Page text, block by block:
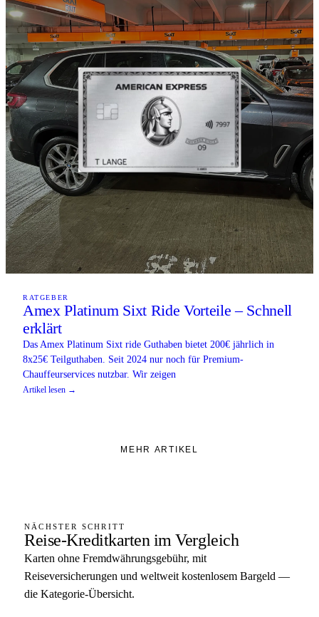
RATGEBER
Amex Platinum Sixt Ride Vorteile – Schnell
erklärt
Das Amex Platinum Sixt ride Guthaben bietet 200€ jährlich in
8x25€ Teilguthaben. Seit 2024 nur noch für Premium-
Chauffeurservices nutzbar. Wir zeigen
Artikel lesen →
MEHR ARTIKEL
NÄCHSTER SCHRITT
Reise-Kreditkarten im Vergleich
Karten ohne Fremdwährungsgebühr, mit
Reiseversicherungen und weltweit kostenlosem Bargeld —
die Kategorie-Übersicht.